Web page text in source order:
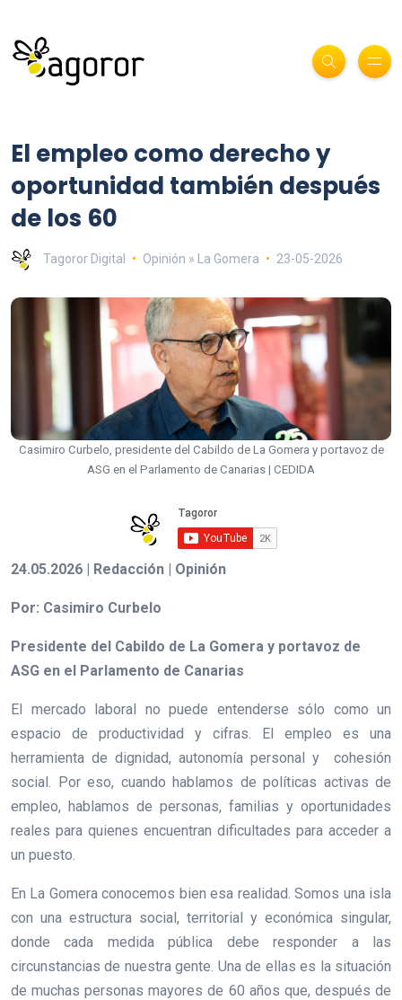
El empleo como derecho y
oportunidad también después
de los 60
Tagoror Digital Opinión » La Gomera 23-05-2026
Casimiro Curbelo, presidente del Cabildo de La Gomera y portavoz de
ASG en el Parlamento de Canarias | CEDIDA
24.05.2026 | Redacción | Opinión
Por: Casimiro Curbelo
Presidente del Cabildo de La Gomera y portavoz de
ASG en el Parlamento de Canarias
El mercado laboral no puede entenderse sólo como un
espacio de productividad y cifras. El empleo es una
herramienta de dignidad, autonomía personal y cohesión
social. Por eso, cuando hablamos de políticas activas de
empleo, hablamos de personas, familias y oportunidades
reales para quienes encuentran dificultades para acceder a
un puesto.
En La Gomera conocemos bien esa realidad. Somos una isla
con una estructura social, territorial y económica singular,
donde cada medida pública debe responder a las
circunstancias de nuestra gente. Una de ellas es la situación
de muchas personas mayores de 60 años que, después de